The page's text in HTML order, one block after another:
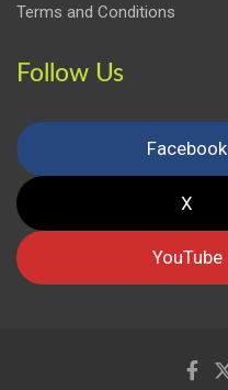
Terms and Conditions
Follow Us
Facebook
X
YouTube